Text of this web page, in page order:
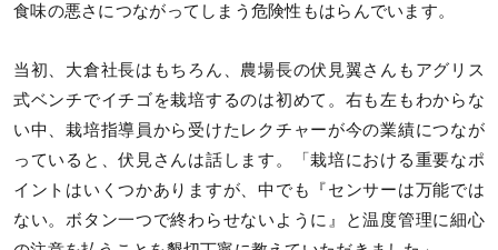
食味の悪さにつながってしまう危険性もはらんでいます。
当初、大倉社長はもちろん、農場長の伏見翼さんもアグリス
式ベンチでイチゴを栽培するのは初めて。右も左もわからな
い中、栽培指導員から受けたレクチャーが今の業績につなが
っていると、伏見さんは話します。「栽培における重要なポ
イントはいくつかありますが、中でも『センサーは万能では
ない。ボタン一つで終わらせないように』と温度管理に細心